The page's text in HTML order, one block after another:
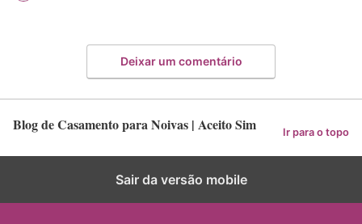
Deixar um comentário
Blog de Casamento para Noivas | Aceito Sim Ir para o topo
Sair da versão mobile